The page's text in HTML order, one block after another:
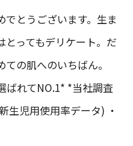
でとうございます。生ま
ってもデリケート。だ
の肌へのいちばん。
ばれてNO.1* *当社調査
生児用使用率データ) ・